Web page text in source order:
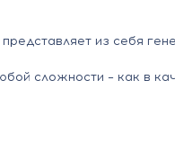
из себя
сложности – как в